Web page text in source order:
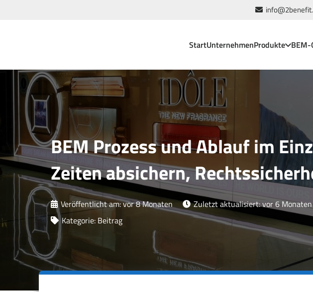
StartUnternehmenProdukte BEM-
BEM Prozess und Ablauf im
Zeiten absichern,
Veröffentlicht am:vor 8 Monaten Zuletzt aktualisiert:vor 6 Monaten
Kategorie: Beitrag